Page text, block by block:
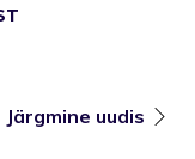
Järgmine uudis